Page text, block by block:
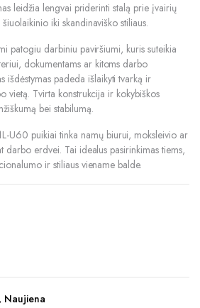
leidžia lengvai priderinti stalą prie įvairių
iki skandinaviško stiliaus.
patogiu darbiniu paviršiumi, kuris suteikia
dokumentams ar kitoms darbo
išdėstymas padeda išlaikyti tvarką ir
vietą. Tvirta konstrukcija ir kokybiškos
bei stabilumą.
U60 puikiai tinka namų biurui, moksleivio ar
darbo erdvei. Tai idealus pasirinkimas tiems,
ir stiliaus viename balde.
, Naujiena